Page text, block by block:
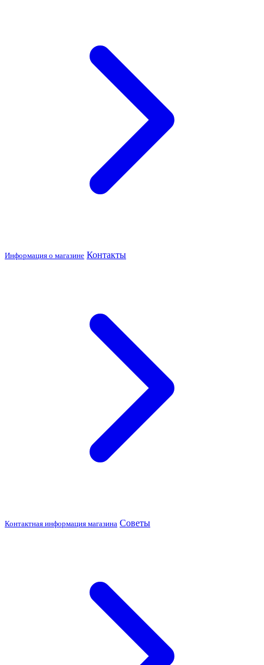
Информация о магазине Контакты
Контактная информация магазина Советы